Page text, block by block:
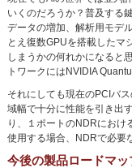
いくのだろうか？普及する
データの増加、解析用モデ
とえ復数GPUを搭載したマ
しまうかの何れかになると
トワークにはNVIDIA
それにしても現在のPCIバ
域幅で十分に性能を引き出
り、１ポートのNDRにおけ
使用する場合、NDRで必要
今後の製品ロードマッ